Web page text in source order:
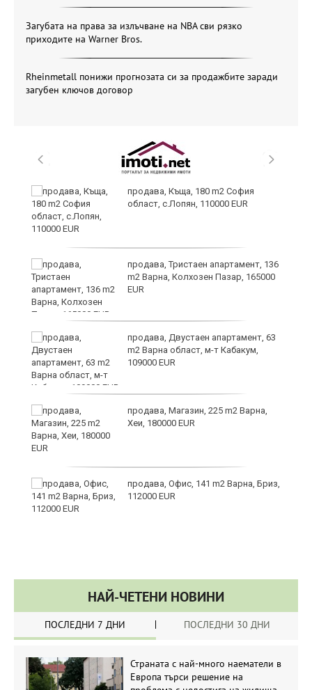
Загубата на права за излъчване на NBA сви рязко
приходите на Warner Bros.
Rheinmetall понижи прогнозата си за продажбите заради
загубен ключов договор
продава, Къща, 180 m2 София
област, с.Лопян, 110000 EUR
продава, Тристаен апартамент, 136
m2 Варна, Колхозен Пазар, 165000
EUR
продава, Двустаен апартамент, 63
m2 Варна област, м-т Кабакум,
109000 EUR
продава, Магазин, 225 m2 Варна,
Хеи, 180000 EUR
продава, Офис, 141 m2 Варна, Бриз,
112000 EUR
НАЙ-ЧЕТЕНИ НОВИНИ
ПОСЛЕДНИ 7 ДНИ ПОСЛЕДНИ 30 ДНИ
Страната с най-много наематели в
Европа търси решение на